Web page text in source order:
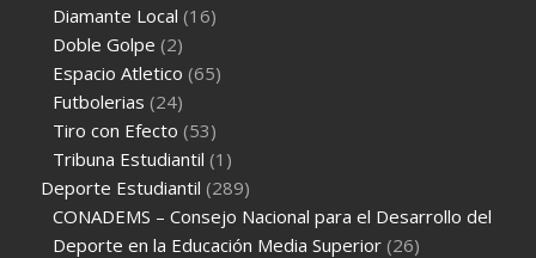
Diamante Local (16)
Doble Golpe (2)
Espacio Atletico (65)
Futbolerias (24)
Tiro con Efecto (53)
Tribuna Estudiantil (1)
Deporte Estudiantil (289)
CONADEMS – Consejo Nacional para el Desarrollo del
Deporte en la Educación Media Superior (26)